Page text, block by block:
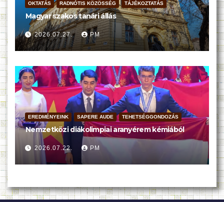
OKTATÁS RADNÓTIS KÖZÖSSÉG TÁJÉKOZTATÁS
Magyar szakos tanári állás
2026.07.27. PM
EREDMÉNYEINK SAPERE AUDE TEHETSÉGGONDOZÁS
Nemzetközi diákolimpiai aranyérem kémiából
2026.07.22. PM